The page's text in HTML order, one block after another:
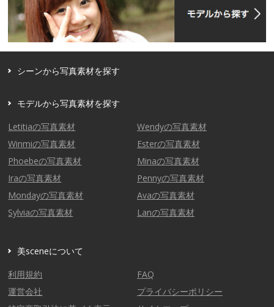
シーンから写真素材を探す
モデルから写真素材を探す
Letitiaの写真素材
Wendyの写真素材
Winmiの写真素材
Esterの写真素材
Phoebeの写真素材
Minaの写真素材
Iraの写真素材
Pennyの写真素材
Mondayの写真素材
Avaの写真素材
Sylviaの写真素材
Lanの写真素材
美sceneについて
利用規約
FAQ
運営会社
プライバシーポリシー